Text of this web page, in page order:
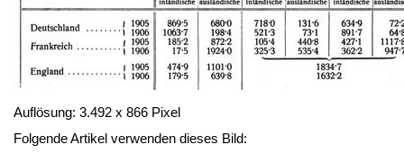
Auflösung: 3.492 x 866 Pixel
Folgende Artikel verwenden dieses Bild: